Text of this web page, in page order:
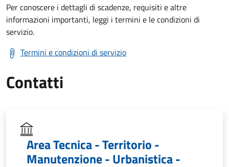
Per conoscere i dettagli di scadenze, requisiti e altre
informazioni importanti, leggi i termini e le condizioni di
servizio.
Termini e condizioni di servizio
Contatti
Area Tecnica - Territorio -
Manutenzione - Urbanistica -